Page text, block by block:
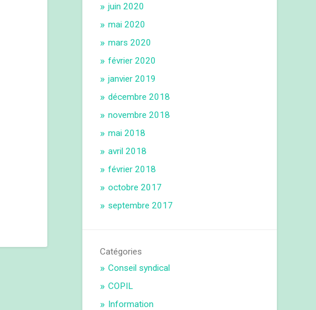
juin 2020
mai 2020
mars 2020
février 2020
janvier 2019
décembre 2018
novembre 2018
mai 2018
avril 2018
février 2018
octobre 2017
septembre 2017
Catégories
Conseil syndical
COPIL
Information